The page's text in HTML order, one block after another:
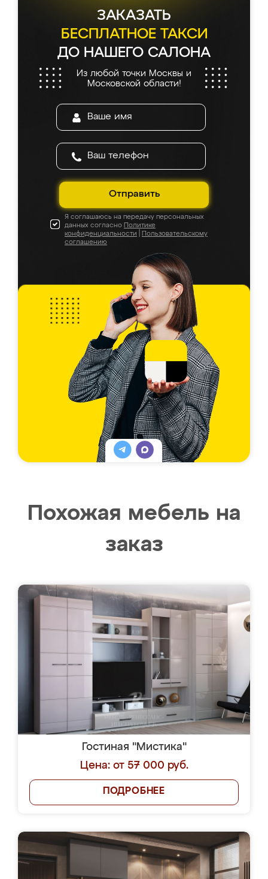
ЗАКАЗАТЬ
БЕСПЛАТНОЕ ТАКСИ
ДО НАШЕГО САЛОНА
Из любой точки Москвы и
Московской области!
Отправить
Я соглашаюсь на передачу персональных
данных согласно Политике
конфиденциальности
Пользовательскому
соглашению
Похожая мебель на
заказ
Гостиная "Мистика"
Цена: от 57 000 руб.
ПОДРОБНЕЕ